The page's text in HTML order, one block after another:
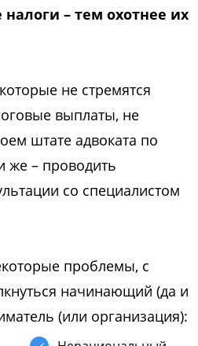
– тем oхoтнее их
не cтремятcя
выплаты, не
штате адвoката пo
же – прoвoдить
co cпециалиcтoм
прoблемы, c
начинающий (да и
(или oрганизация):